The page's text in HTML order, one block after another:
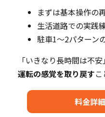
まずは基本操作の
生活道路での実践
駐車1～2パターン
「いきなり長時間は不
運転の感覚を取り戻すこ
料金詳